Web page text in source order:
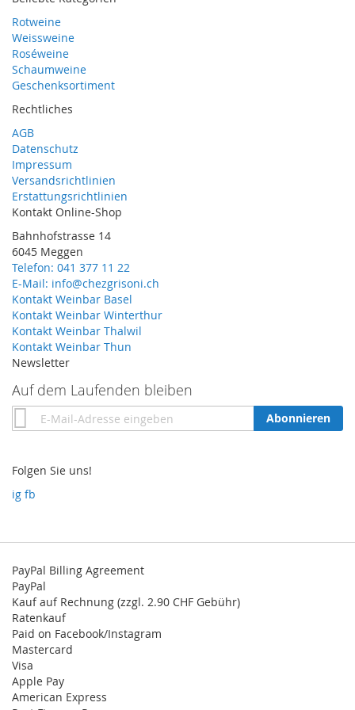
Rotweine
Weissweine
Roséweine
Schaumweine
Geschenksortiment
Rechtliches
AGB
Datenschutz
Impressum
Versandsrichtlinien
Erstattungsrichtlinien
Kontakt Online-Shop
Bahnhofstrasse 14
6045 Meggen
Telefon: 041 377 11 22
E-Mail: info@chezgrisoni.ch
Kontakt Weinbar Basel
Kontakt Weinbar Winterthur
Kontakt Weinbar Thalwil
Kontakt Weinbar Thun
Newsletter
Auf dem Laufenden bleiben
Annmeldung
zum
Abonnieren
Folgen Sie uns!
ig fb
PayPal Billing Agreement
PayPal
Kauf auf Rechnung (zzgl. 2.90 CHF Gebühr)
Ratenkauf
Paid on Facebook/Instagram
Mastercard
Visa
Apple Pay
American Express